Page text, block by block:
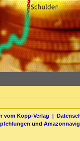
vom Kopp-Verlag |
und